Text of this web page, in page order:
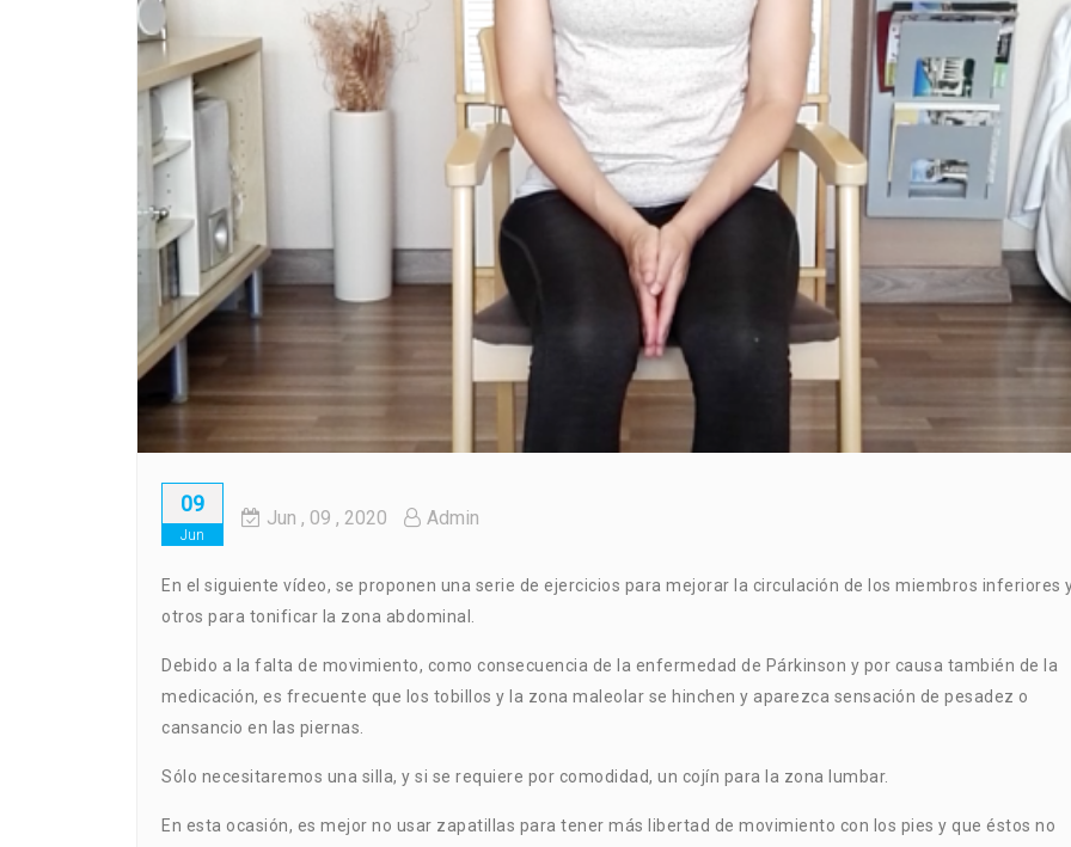
09
Jun
Jun , 09 , 2020 Admin
En el siguiente vídeo, se proponen una serie de ejercicios para mejorar la circulación de los miembros inferiores
otros para tonificar la zona abdominal.
Debido a la falta de movimiento, como consecuencia de la enfermedad de Párkinson y por causa también de la
medicación, es frecuente que los tobillos y la zona maleolar se hinchen y aparezca sensación de pesadez o
cansancio en las piernas.
Sólo necesitaremos una silla, y si se requiere por comodidad, un cojín para la zona lumbar.
En esta ocasión, es mejor no usar zapatillas para tener más libertad de movimiento con los pies y que éstos no